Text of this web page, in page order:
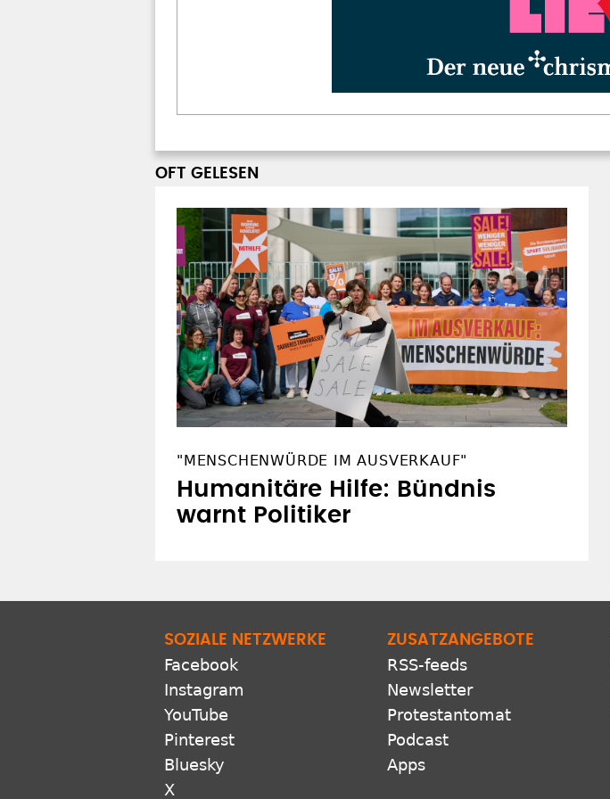
OFT GELESEN
"MENSCHENWÜRDE IM AUSVERKAUF"
Humanitäre Hilfe: Bündnis
warnt Politiker
SOZIALE NETZWERKE
Facebook
Instagram
YouTube
Pinterest
Bluesky
X
ZUSATZANGEBOTE
RSS-feeds
Newsletter
Protestantomat
Podcast
Apps